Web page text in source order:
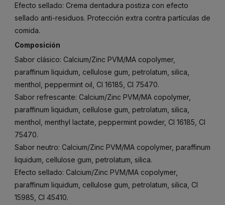
Efecto sellado: Crema dentadura postiza con efecto
sellado anti-residuos. Protección extra contra partículas de
comida.
Composición
Sabor clásico: Calcium/Zinc PVM/MA copolymer,
paraffinum liquidum, cellulose gum, petrolatum, silica,
menthol, peppermint oil, CI 16185, CI 75470.
Sabor refrescante: Calcium/Zinc PVM/MA copolymer,
paraffinum liquidum, cellulose gum, petrolatum, silica,
menthol, menthyl lactate, peppermint powder, CI 16185, CI
75470.
Sabor neutro: Calcium/Zinc PVM/MA copolymer, paraffinum
liquidum, cellulose gum, petrolatum, silica.
Efecto sellado: Calcium/Zinc PVM/MA copolymer,
paraffinum liquidum, cellulose gum, petrolatum, silica, CI
15985, CI 45410.